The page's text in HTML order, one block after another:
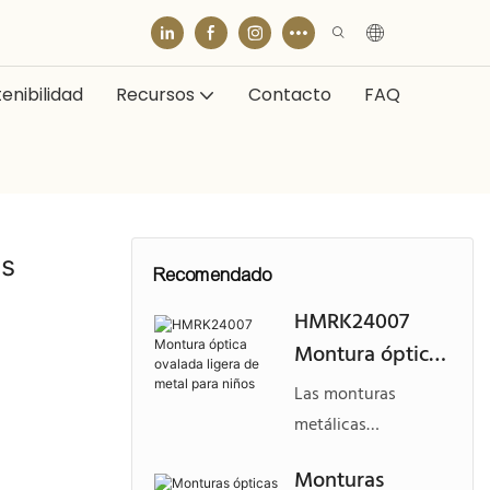
Recursos Contacto FAQ
Recomendado
HMRK24007
Montura óptica
ovalada ligera
de metal para
Las monturas
metálicas
Monturas